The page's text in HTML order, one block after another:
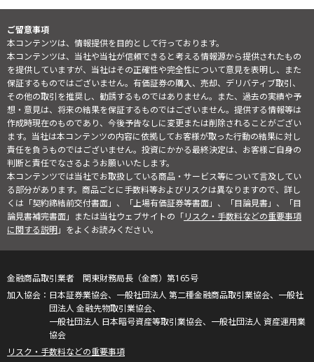
ご留意事項
本コンテンツは、情報提供を目的として行っております。
本コンテンツは、当社や当社が信頼できると考える情報源から提供されたもの
を提供していますが、当社はその正確性や完全性について意見を表明し、また
保証するものではございません。有価証券の購入、売却、デリバティブ取引、
その他の取引を推奨し、勧誘するものではありません。また、過去の実績や予
想・意見は、将来の結果を保証するものではございません。提供する情報等は
作成時現在のものであり、今後予告なしに変更または削除されることがござい
ます。当社は本コンテンツの内容に依拠してお客様が取った行動の結果に対し
責任を負うものではございません。投資にかかる最終決定は、お客様ご自身の
判断と責任でなさるようお願いいたします。
本コンテンツでは当社でお取扱している商品・サービス等について言及してい
る部分があります。商品ごとに手数料等およびリスクは異なりますので、詳し
くは「契約締結前交付書面」、「上場有価証券等書面」、「目論見書」、「目
論見書補完書面」または当社ウェブサイトの「リスク・手数料などの重要事項
に関する説明」をよくお読みください。
金融商品取引業者 関東財務局長（金商）第165号
日本証券業協会、一般社団法人 第二種金融商品取引業協会、一般社
団法人 金融先物取引業協会、
一般社団法人 日本暗号資産等取引業協会、一般社団法人 資産運用業
協会
リスク・手数料などの重要事項